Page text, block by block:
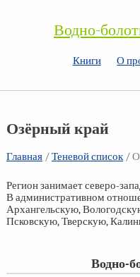
Водно-
Книги О
Озёрный край
Главная/Теневой список/
Регион занимает северо-
В административном
Архангельскую,
Псковскую, Тверскую,
Водно-